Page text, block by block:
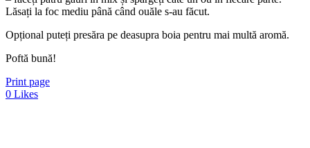
Lăsați la foc mediu până când ouăle s-au făcut.
Opțional puteți presăra pe deasupra boia pentru mai multă aromă.
Poftă bună!
Print page
0 Likes